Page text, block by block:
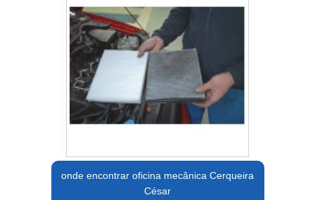
onde encontrar oficina mecânica Cerqueira
César